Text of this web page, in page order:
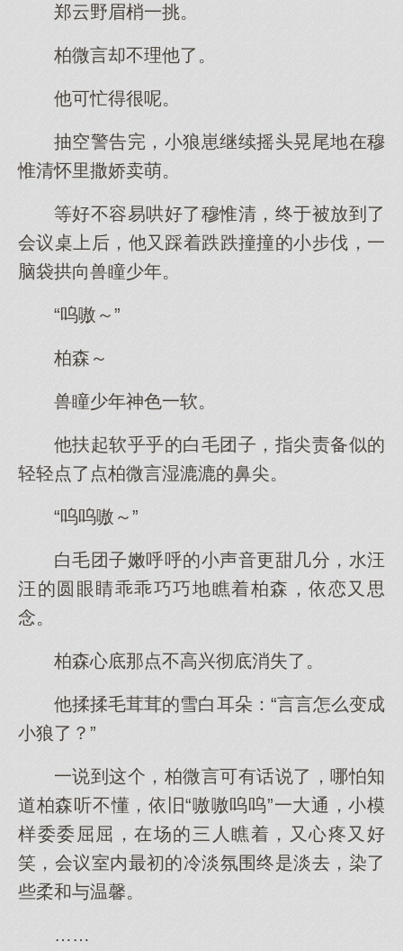
郑云野眉梢一挑。
柏微言却不理他了。
他可忙得很呢。
抽空警告完，小狼崽继续摇头晃尾地在穆
惟清怀里撒娇卖萌。
等好不容易哄好了穆惟清，终于被放到了
会议桌上后，他又踩着跌跌撞撞的小步伐，一
脑袋拱向兽瞳少年。
“呜嗷～”
柏森～
兽瞳少年神色一软。
他扶起软乎乎的白毛团子，指尖责备似的
轻轻点了点柏微言湿漉漉的鼻尖。
“呜呜嗷～”
白毛团子嫩呼呼的小声音更甜几分，水汪
汪的圆眼睛乖乖巧巧地瞧着柏森，依恋又思
念。
柏森心底那点不高兴彻底消失了。
他揉揉毛茸茸的雪白耳朵：“言言怎么变成
小狼了？”
一说到这个，柏微言可有话说了，哪怕知
道柏森听不懂，依旧“嗷嗷呜呜”一大通，小模
样委委屈屈，在场的三人瞧着，又心疼又好
笑，会议室内最初的冷淡氛围终是淡去，染了
些柔和与温馨。
……